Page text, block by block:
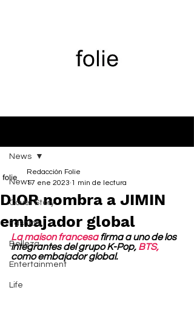
News
Cover Story
Fashion
Belleza
Entertainment
Life
News
DIOR nombra a JIMIN
embajador global
Redacción Folie
17 ene 2023 1 min de lectura
La maison francesa firma a uno de los
integrantes del grupo K-Pop, BTS,
como embajador global.